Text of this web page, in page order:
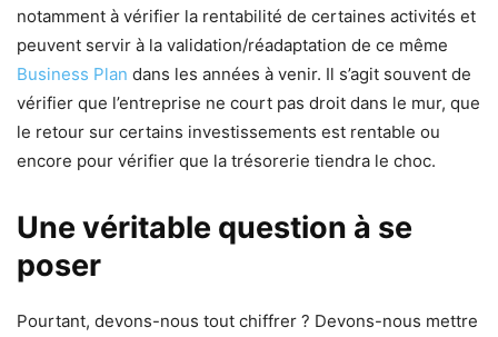
notamment à vérifier la rentabilité de certaines activités et
peuvent servir à la validation/réadaptation de ce même
Business Plan dans les années à venir. Il s’agit souvent de
vérifier que l’entreprise ne court pas droit dans le mur, que
le retour sur certains investissements est rentable ou
encore pour vérifier que la trésorerie tiendra le choc.
Une véritable question à se
poser
Pourtant, devons-nous tout chiffrer ? Devons-nous mettre